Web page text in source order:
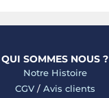
QUI SOMMES NOUS ?
Notre Histoire
CGV/ Avis clients